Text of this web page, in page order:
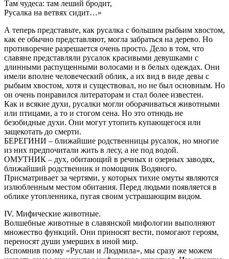
Там чудеса: там леший бродит,
Русалка на ветвях сидит…»
А теперь представьте, как русалка с большим рыбьим хвостом,
как ее обычно представляют, могла забраться на дерево. Но
противоречие разрешается очень просто. Дело в том, что
славяне представляли русалок красивыми девушками с
длинными распущенными волосами и в белых одеждах. Они
имели вполне человеческий облик, а их вид в виде девы с
рыбьим хвостом, хотя и существовал, но не был основным. Но
он очень понравился литераторам и стал более известен.
Как и всякие духи, русалки могли оборачиваться животными
или птицами, а то и стогом сена. Но это отнюдь не
безобидные духи. Они могут утопить купающегося или
защекотать до смерти.
БЕРЕГИНИ – ближайшие родственницы русалок, но многие
из них предпочитали жить в лесу, а не под водой.
ОМУТНИК – дух, обитающий в речных и озерных заводях,
ближайший родственник и помощник Водяного.
Присматривает за чертями, у которых тихие омуты являются
излюбленным местом обитания. Перед людьми появляется в
облике утопленника, пугая своим устрашающим видом.
IV. Мифические животные.
Волшебные животные в славянской мифологии выполняют
множество функций. Они приносят вести, помогают героям,
переносят души умерших в иной мир.
Вспомнив поэму «Руслан и Людмила», мы сразу же можем